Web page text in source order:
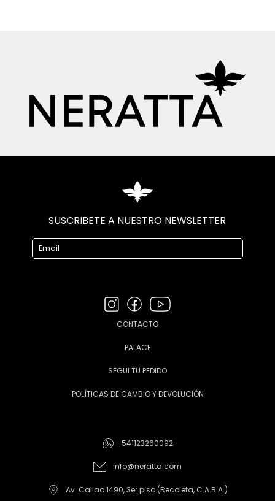
SUSCRIBETE A NUESTRO NEWSLETTER
CONTACTO
PALACE
SEGUI TU PEDIDO
POLÍTICAS DE CAMBIO Y DEVOLUCIÓN
541123260092
info@neratta.com
Av. Callao 1490, 3er piso (Recoleta, C.A.B.A.)